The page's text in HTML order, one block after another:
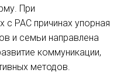
При
с РАС причинах упорная
и семьи направлена
коммуникации,
методов.